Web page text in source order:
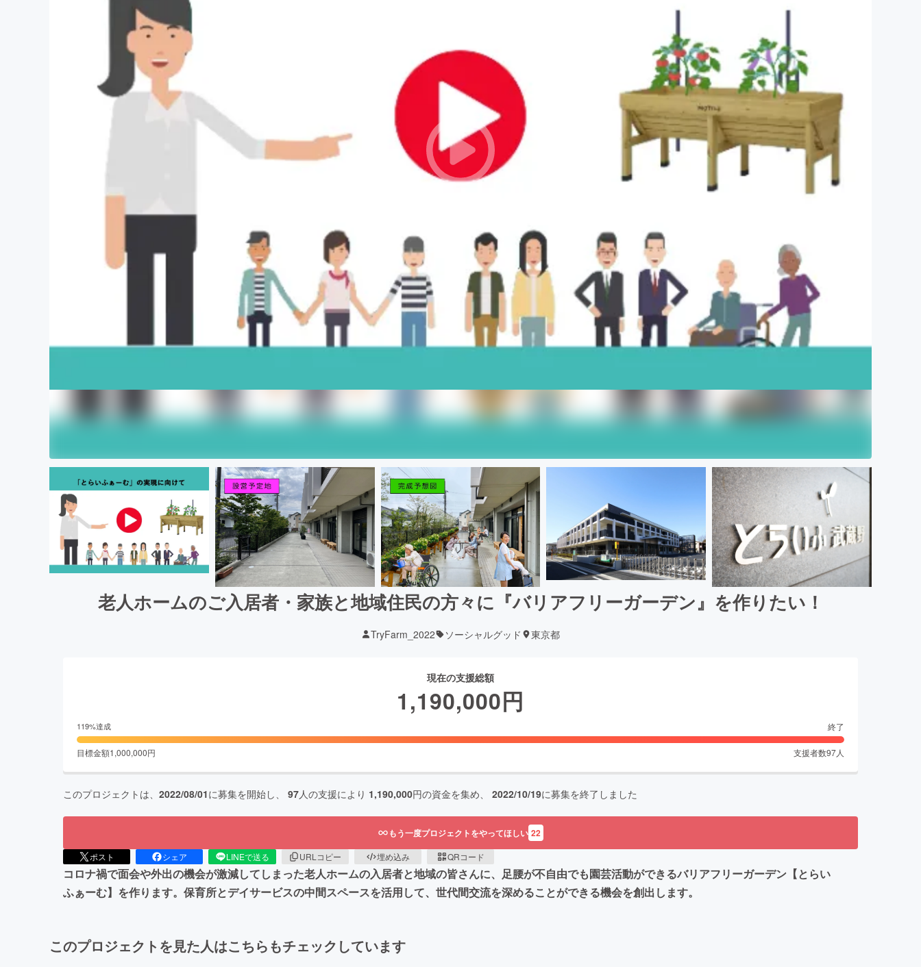
老人ホームのご入居者・家族と地域住民の方々に『バリアフリーガーデン』を作りたい！
TryFarm_2022 ソーシャルグッド 東京都
現在の支援総額
1,190,000円
119%達成 終了
目標金額1,000,000円 支援者数97人
このプロジェクトは、 2022/08/01に募集を開始し、 97人の支援により 1,190,000円の資金を集め、 2022/10/19に募集を終了しました
もう一度プロジェクトをやってほしい 22
ポスト シェア LINEで送る URLコピー 埋め込み QRコード
コロナ禍で面会や外出の機会が激減してしまった老人ホームの入居者と地域の皆さんに、足腰が不自由でも園芸活動ができるバリアフリーガーデン【とらい
ふぁーむ】を作ります。保育所とデイサービスの中間スペースを活用して、世代間交流を深めることができる機会を創出します。
このプロジェクトを見た人はこちらもチェックしています